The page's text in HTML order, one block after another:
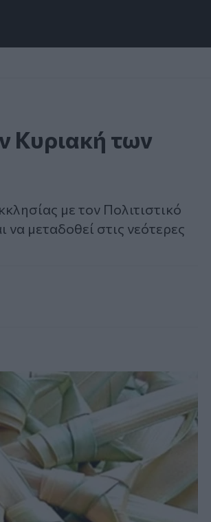
Κυριακή των
με τον Πολιτιστικό
μεταδοθεί στις νεότερες